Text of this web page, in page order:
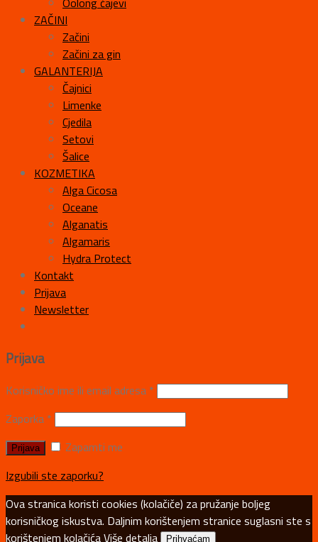
ZAČINI
Začini
Začini za gin
GALANTERIJA
Čajnici
Limenke
Cjedila
Setovi
Šalice
KOZMETIKA
Alga Cicosa
Oceane
Alganatis
Algamaris
Hydra Protect
Kontakt
Prijava
Newsletter
Prijava
Korisničko ime ili email adresa *
Zaporka *
Zapamti me
Izgubili ste zaporku?
Ova stranica koristi cookies (kolačiče) za pružanje boljeg
korisničkog iskustva. Daljnim korištenjem stranice suglasni ste s
korištenjem kolačićaViše detalja Prihvaćam